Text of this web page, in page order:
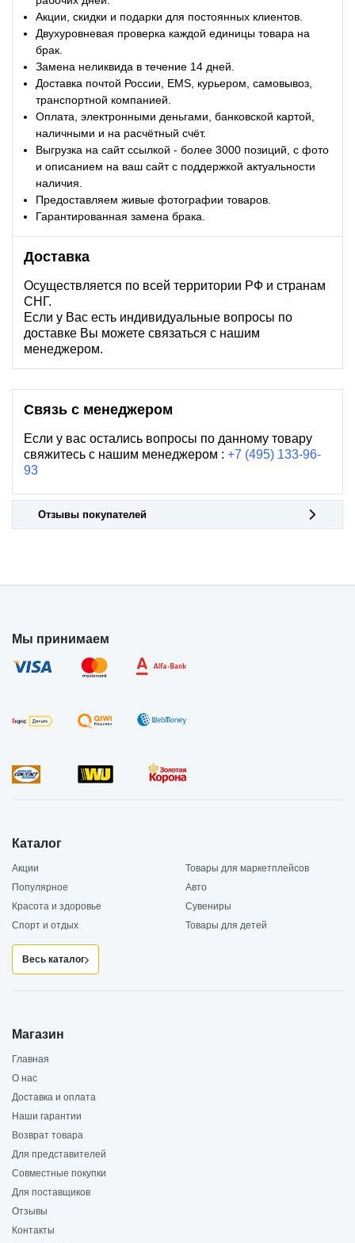
Акции, скидки и подарки для постоянных клиентов.
Двухуровневая проверка каждой единицы товара на
брак.
Замена неликвида в течение 14 дней.
Доставка почтой России, EMS, курьером, самовывоз,
транспортной компанией.
Оплата, электронными деньгами, банковской картой,
наличными и на расчётный счёт.
Выгрузка на сайт ссылкой - более 3000 позиций, с фото
и описанием на ваш сайт с поддержкой актуальности
наличия.
Предоставляем живые фотографии товаров.
Гарантированная замена брака.
Доставка
Осуществляется по всей территории РФ и странам
СНГ.
Если у Вас есть индивидуальные вопросы по
доставке Вы можете связаться с нашим
менеджером.
Связь с менеджером
Если у вас остались вопросы по данному товару
свяжитесь с нашим менеджером : +7 (495) 133-96-
93
Отзывы покупателей
Мы принимаем
Каталог
Акции
Товары для маркетплейсов
Популярное
Авто
Красота и здоровье
Сувениры
Спорт и отдых
Товары для детей
Весь каталог
Магазин
Главная
О нас
Доставка и оплата
Наши гарантии
Возврат товара
Для представителей
Совместные покупки
Для поставщиков
Отзывы
Контакты